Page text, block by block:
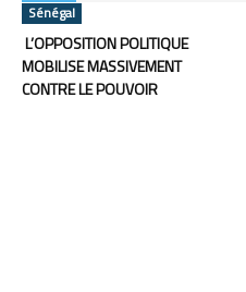
Sénégal
L’OPPOSITION POLITIQUE
MOBILISE MASSIVEMENT
CONTRE LE POUVOIR